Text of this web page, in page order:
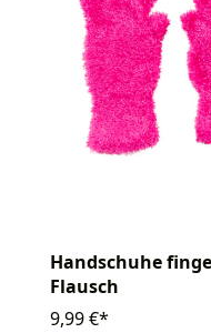
Handschuhe
Flausch
9,99 €*